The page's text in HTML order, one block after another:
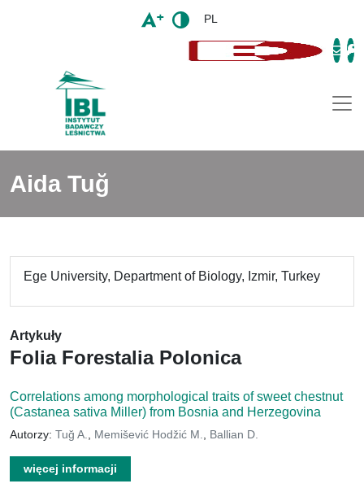
PL
Aida Tuğ
Ege University, Department of Biology, Izmir, Turkey
Artykuły
Folia Forestalia Polonica
Correlations among morphological traits of sweet chestnut
(Castanea sativa Miller) from Bosnia and Herzegovina
Autorzy: Tuğ A. Memišević Hodžić M. Ballian D.
więcej informacji